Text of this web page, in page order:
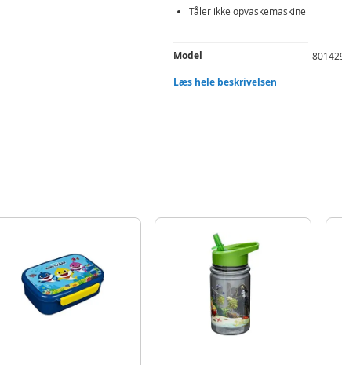
Tåler ikke opvaskemaskine
Produktdetaljer
Model
EAN
Læs hele beskrivelsen